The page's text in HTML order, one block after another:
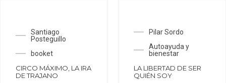
Santiago
Posteguillo
booket
CIRCO MÁXIMO, LA IRA
DE TRAJANO
Pilar Sordo
Autoayuda y
bienestar
LA LIBERTAD DE SER
QUIÉN SOY